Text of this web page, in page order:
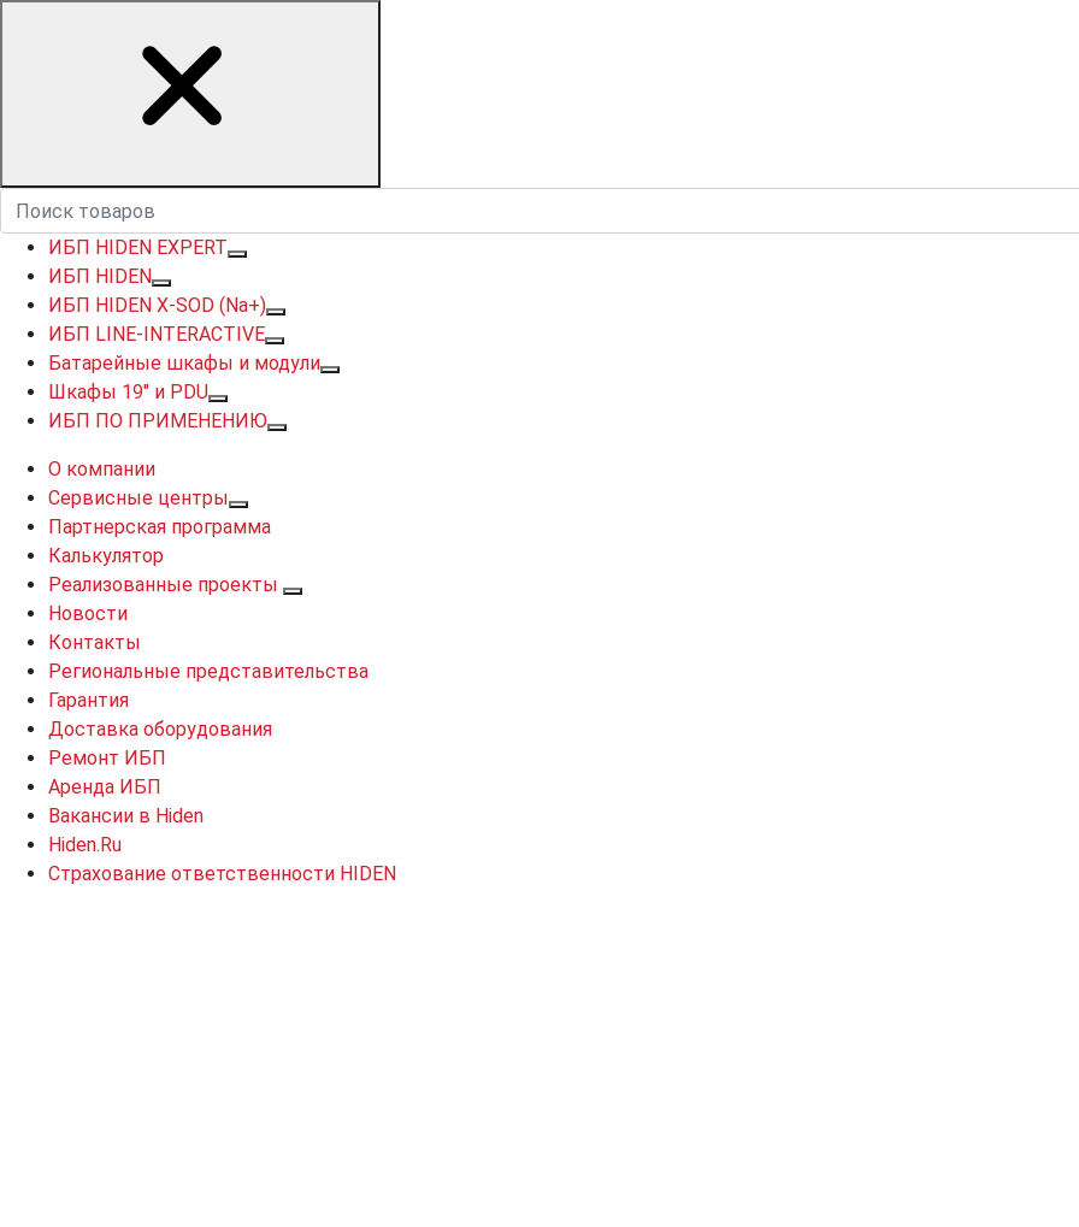
ИБП HIDEN EXPERT
ИБП HIDEN
ИБП HIDEN X-SOD (Na+)
ИБП LINE-INTERACTIVE
Батарейные шкафы и модули
Шкафы 19" и PDU
ИБП ПО ПРИМЕНЕНИЮ
О компании
Сервисные центры
Партнерская программа
Калькулятор
Реализованные проекты
Новости
Контакты
Региональные представительства
Гарантия
Доставка оборудования
Ремонт ИБП
Аренда ИБП
Вакансии в Hiden
Hiden.Ru
Страхование ответственности HIDEN